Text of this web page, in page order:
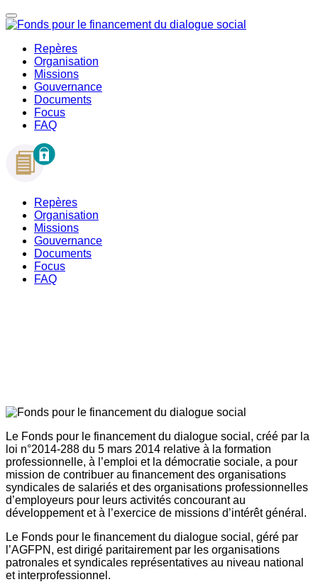
Repères
Organisation
Missions
Gouvernance
Documents
Focus
FAQ
Repères
Organisation
Missions
Gouvernance
Documents
Focus
FAQ
Le Fonds pour le financement du dialogue social, créé par la
loi n°2014-288 du 5 mars 2014 relative à la formation
professionnelle, à l’emploi et la démocratie sociale, a pour
mission de contribuer au financement des organisations
syndicales de salariés et des organisations professionnelles
d’employeurs pour leurs activités concourant au
développement et à l’exercice de missions d’intérêt général.
Le Fonds pour le financement du dialogue social, géré par
l’AGFPN, est dirigé paritairement par les organisations
patronales et syndicales représentatives au niveau national
et interprofessionnel.